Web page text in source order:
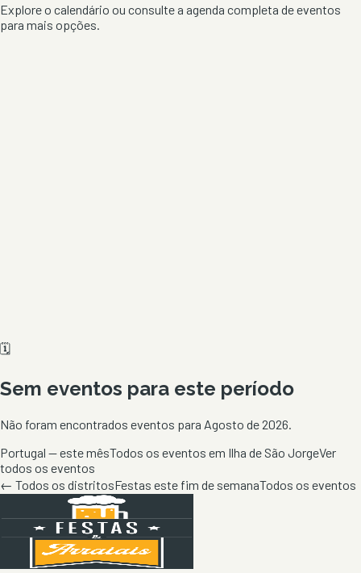
Explore o calendário ou consulte a agenda completa de eventos
para mais opções.
🗓️
Sem eventos para este período
Não foram encontrados eventos para Agosto de 2026
Portugal — este mêsTodos os eventos em Ilha de São JorgeVer
todos os eventos
← Todos os distritosFestas este fim de semanaTodos os eventos